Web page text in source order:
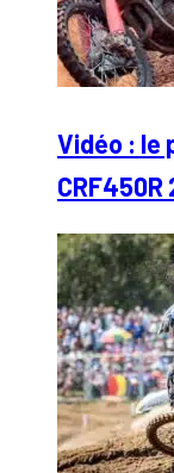
Vidéo : le
CRF450R